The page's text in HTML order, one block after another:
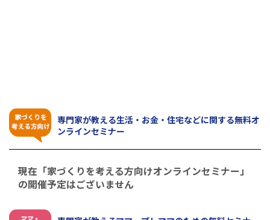
専門家が教える生活・お金・住宅などに関する無料オ
ンラインセミナー
現在「家づくりを考える方向けオンラインセミナー」
の開催予定はございません